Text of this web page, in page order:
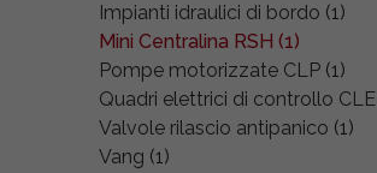
Impianti idraulici di bordo (1)
Mini Centralina RSH (1)
Pompe motorizzate CLP (1)
Quadri elettrici di controllo CLE
Valvole rilascio antipanico (1)
Vang (1)